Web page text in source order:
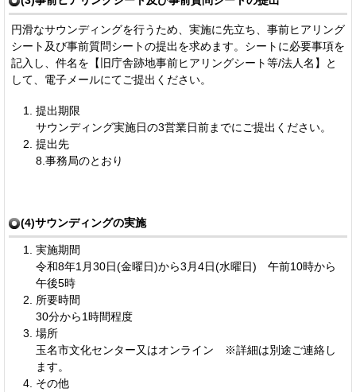
円滑なサウンディングを行うため、実施に先立ち、事前ヒアリング
シート及び事前質問シートの提出を求めます。シートに必要事項を
記入し、件名を【旧庁舎跡地事前ヒアリングシート等/法人名】と
して、電子メールにてご提出ください。
提出期限
サウンディング実施日の3営業日前までにご提出ください。
提出先
8.事務局のとおり
(4)サウンディングの実施
実施期間
令和8年1月30日(金曜日)から3月4日(水曜日) 午前10時から
午後5時
所要時間
30分から1時間程度
場所
玉名市文化センター又はオンライン ※詳細は別途ご連絡し
ます。
その他